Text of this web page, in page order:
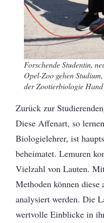
Forschende Studentin,
Opel-Zoo gehen
der Zootierbiologie
Zurück zur
Diese Affenart, so
Biologielehrer, ist
beheimatet. Lemuren
Vielzahl von Lauten.
Methoden können diese
analysiert werden. Die
wertvolle Einblicke in